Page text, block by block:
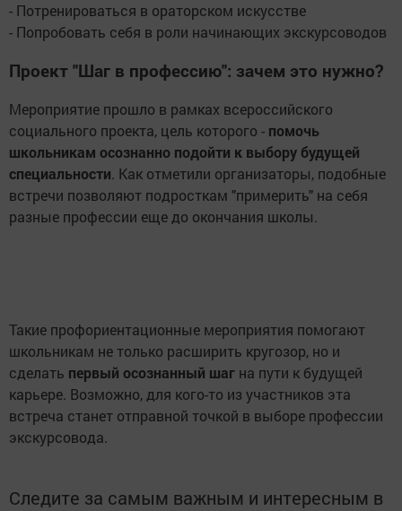
- Потренироваться в ораторском искусстве
- Попробовать себя в роли начинающих экскурсоводов
Проект "Шаг в профессию": зачем это нужно?
Мероприятие прошло в рамках всероссийского
социального проекта, цель которого - помочь
школьникам осознанно подойти к выбору будущей
специальности. Как отметили организаторы, подобные
встречи позволяют подросткам "примерить" на себя
разные профессии еще до окончания школы.
Такие профориентационные мероприятия помогают
школьникам не только расширить кругозор, но и
сделать первый осознанный шаг на пути к будущей
карьере. Возможно, для кого-то из участников эта
встреча станет отправной точкой в выборе профессии
экскурсовода.
Следите за самым важным и интересным в